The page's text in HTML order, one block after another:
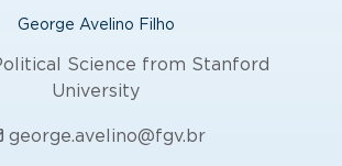
George Avelino Filho
Science from Stanford
University
george.avelino@fgv.br